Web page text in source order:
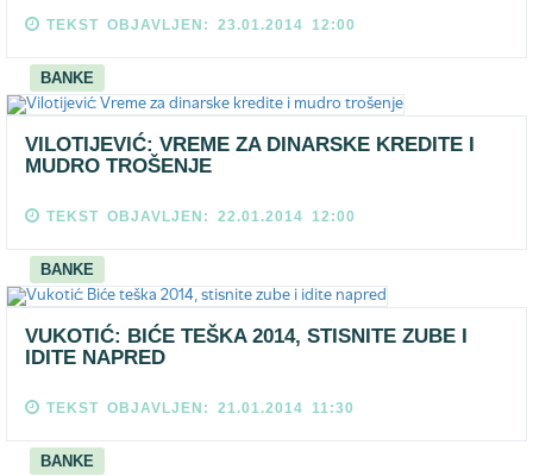
TEKST OBJAVLJEN: 23.01.2014 12:00
BANKE
VILOTIJEVIĆ: VREME ZA DINARSKE KREDITE I
MUDRO TROŠENJE
TEKST OBJAVLJEN: 22.01.2014 12:00
BANKE
VUKOTIĆ: BIĆE TEŠKA 2014, STISNITE ZUBE I
IDITE NAPRED
TEKST OBJAVLJEN: 21.01.2014 11:30
BANKE